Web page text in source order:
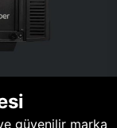
güvenilir marka